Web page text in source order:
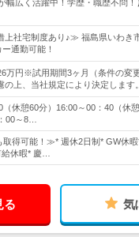
幅広く活躍中！学歴・職歴不問！
上社宅制度あり♪≫ 福島県いわき
通勤可能！
万円※試用期間3ヶ月（条件の変
の上、当社規定により決定します。
（休憩60分）16:00～00：40（休
00～8…
得可能！≫* 週休2日制* GW休暇
休暇* 慶…
る 気